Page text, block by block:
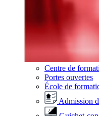
Centre de
Portes ouvertes
École de
Admission